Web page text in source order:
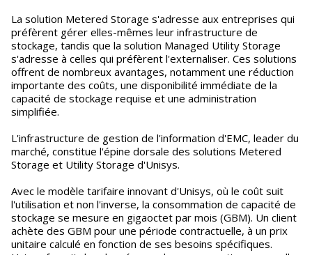
La solution Metered Storage s'adresse aux entreprises qui
préfèrent gérer elles-mêmes leur infrastructure de
stockage, tandis que la solution Managed Utility Storage
s'adresse à celles qui préfèrent l'externaliser. Ces solutions
offrent de nombreux avantages, notamment une réduction
importante des coûts, une disponibilité immédiate de la
capacité de stockage requise et une administration
simplifiée.
L'infrastructure de gestion de l'information d'EMC, leader du
marché, constitue l'épine dorsale des solutions Metered
Storage et Utility Storage d'Unisys.
Avec le modèle tarifaire innovant d'Unisys, où le coût suit
l'utilisation et non l'inverse, la consommation de capacité de
stockage se mesure en gigaoctet par mois (GBM). Un client
achète des GBM pour une période contractuelle, à un prix
unitaire calculé en fonction de ses besoins spécifiques.